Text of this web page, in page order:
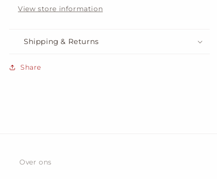
View store information
Shipping & Returns
Share
Over ons